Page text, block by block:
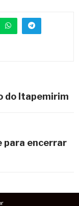
do Itapemirim
para encerrar